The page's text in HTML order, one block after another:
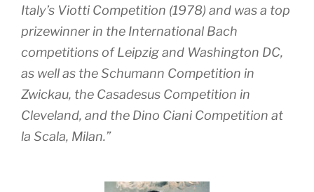
Italy’s Viotti Competition (1978) and was a top
prizewinner in the International Bach
competitions of Leipzig and Washington DC,
as well as the Schumann Competition in
Zwickau, the Casadesus Competition in
Cleveland, and the Dino Ciani Competition at
la Scala, Milan.”